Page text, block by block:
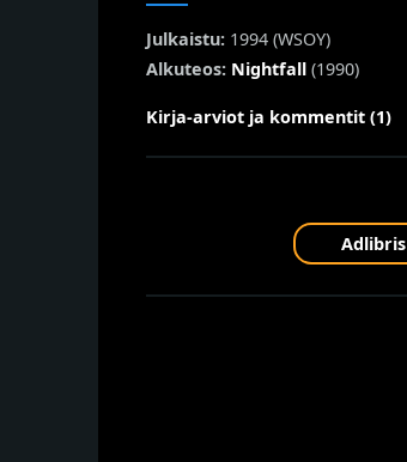
Julkaistu: 1994 (WSOY)
Alkuteos: Nightfall (1990)
Kirja-arviot ja kommentit (1)
Adlibris